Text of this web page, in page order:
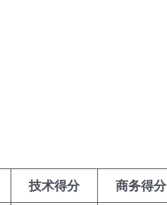
技术得分 商务得分